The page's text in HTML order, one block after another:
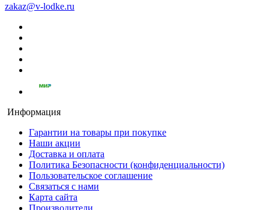
zakaz@v-lodke.ru
Информация
Гарантии на товары при покупке
Наши акции
Доставка и оплата
Политика Безопасности (конфиденциальности)
Пользовательское соглашение
Связаться с нами
Карта сайта
Производители